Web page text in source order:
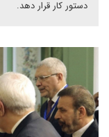
دستور کار قرار دهد.